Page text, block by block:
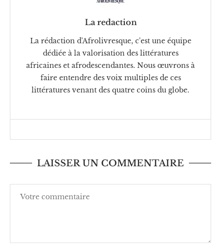
La redaction
La rédaction d'Afrolivresque, c'est une équipe
dédiée à la valorisation des littératures
africaines et afrodescendantes. Nous œuvrons à
faire entendre des voix multiples de ces
littératures venant des quatre coins du globe.
LAISSER UN COMMENTAIRE